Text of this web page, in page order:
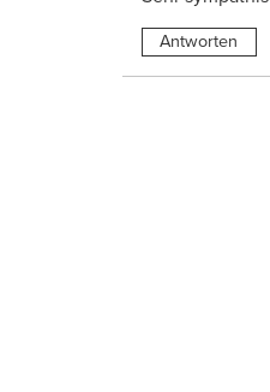
Antworten